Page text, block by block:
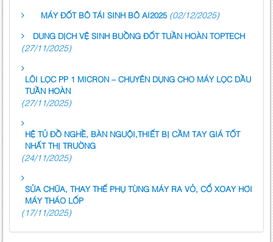
MÁY ĐỐT BÔ TÁI SINH BÔ AI2025 (02/12/2025)
DUNG DỊCH VỆ SINH BUỒNG ĐỐT TUẦN HOÀN TOPTECH
(27/11/2025)
LÕI LỌC PP 1 MICRON – CHUYÊN DỤNG CHO MÁY LỌC DẦU
TUẦN HOÀN
(27/11/2025)
HỆ TỦ ĐỒ NGHỀ, BÀN NGUỘI,THIẾT BỊ CẦM TAY GIÁ TỐT
NHẤT THỊ TRƯỜNG
(24/11/2025)
SỬA CHỮA, THAY THẾ PHỤ TÙNG MÁY RA VỎ, CỔ XOAY HƠI
MÁY THÁO LỐP
(17/11/2025)